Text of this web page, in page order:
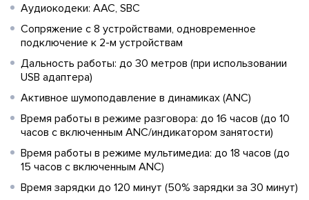
Аудиокодеки: AAC, SBC
Сопряжение с 8 устройствами, одновременное
подключение к 2-м устройствам
Дальность работы: до 30 метров (при использовании
USB адаптера)
Активное шумоподавление в динамиках (ANC)
Время работы в режиме разговора: до 16 часов (до 10
часов с включенным ANC/индикатором занятости)
Время работы в режиме мультимедиа: до 18 часов (до
15 часов с включенным ANC)
Время зарядки до 120 минут (50% зарядки за 30 минут)